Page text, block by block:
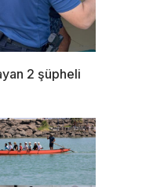
2 şüpheli